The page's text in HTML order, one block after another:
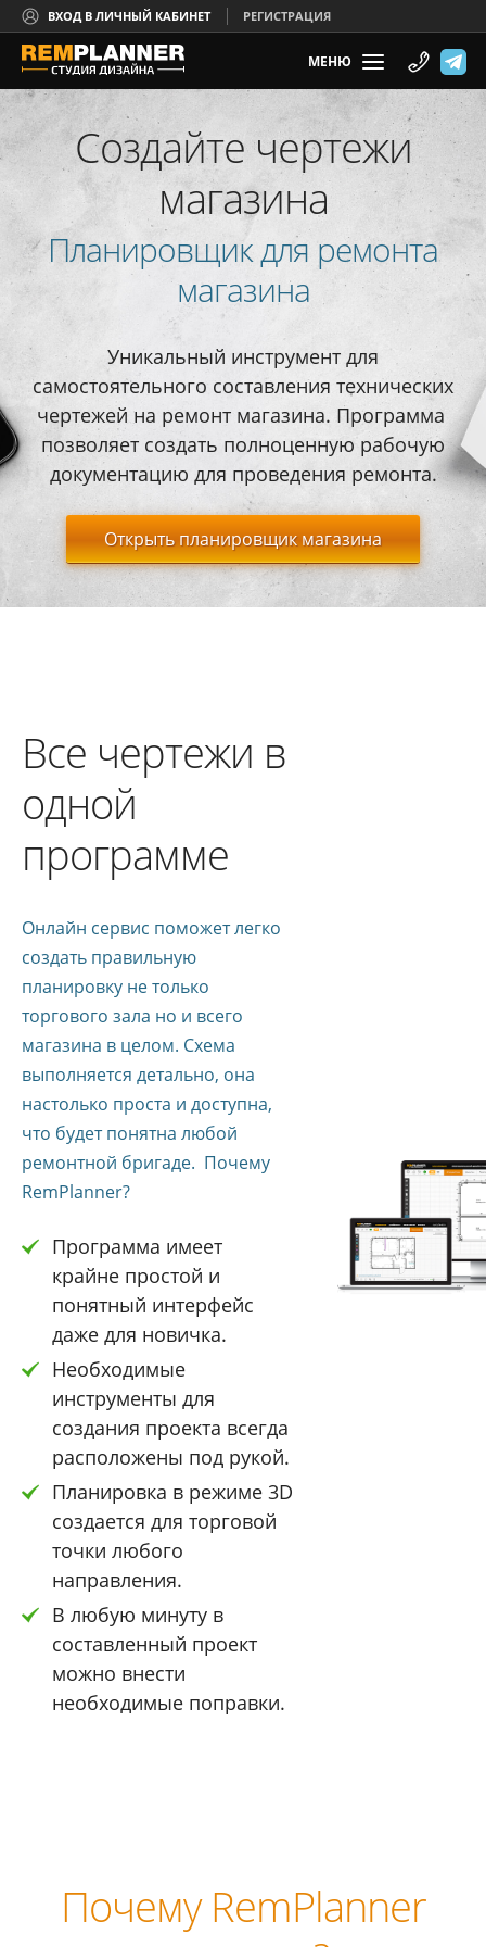
ВХОД В ЛИЧНЫЙ КАБИНЕТ РЕГИСТРАЦИЯ
МЕНЮ
Создайте чертежи
магазина
Планировщик для ремонта
магазина
Уникальный инструмент для
самостоятельного составления технических
чертежей на ремонт магазина. Программа
позволяет создать полноценную рабочую
документацию для проведения ремонта.
Открыть планировщик магазина
Все чертежи в
одной
программе
Онлайн сервис поможет легко
создать правильную
планировку не только
торгового зала но и всего
магазина в целом. Схема
выполняется детально, она
настолько проста и доступна,
что будет понятна любой
ремонтной бригаде. Почему
RemPlanner?
Программа имеет
крайне простой и
понятный интерфейс
даже для новичка.
Необходимые
инструменты для
создания проекта всегда
расположены под рукой.
Планировка в режиме 3D
создается для торговой
точки любого
направления.
В любую минуту в
составленный проект
можно внести
необходимые поправки.
Почему RemPlanner